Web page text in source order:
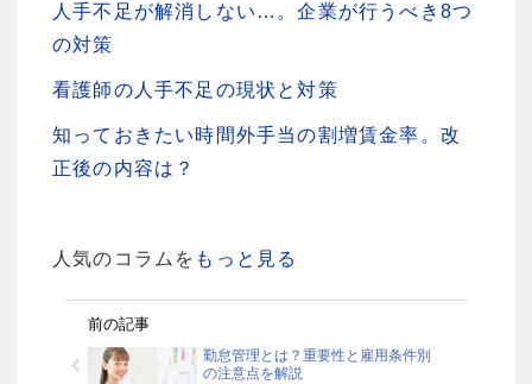
人手不足が解消しない…。企業が行うべき8つ
の対策
看護師の人手不足の現状と対策
知っておきたい時間外手当の割増賃金率。改
正後の内容は？
人気のコラムを もっと見る
前の記事
勤怠管理とは？重要性と雇用条件別
の注意点を解説